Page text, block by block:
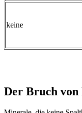
keine
Der Bruch